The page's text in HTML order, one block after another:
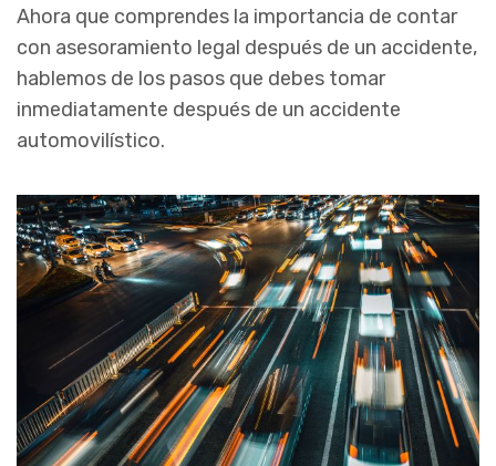
Ahora que comprendes la importancia de contar
con asesoramiento legal después de un accidente,
hablemos de los pasos que debes tomar
inmediatamente después de un accidente
automovilístico.